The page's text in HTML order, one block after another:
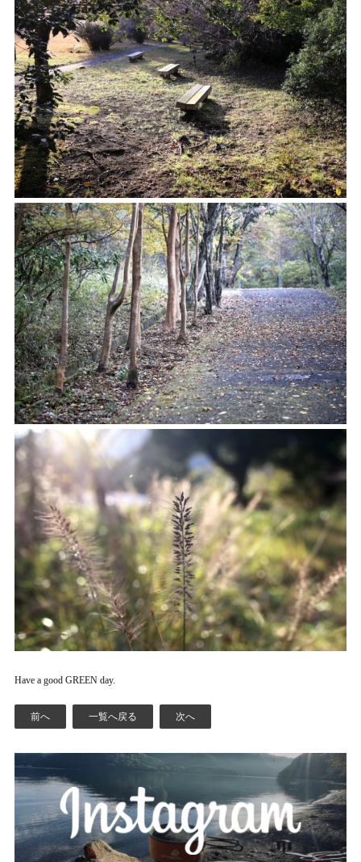
Have a good GREEN day.
前へ 一覧へ戻る 次へ